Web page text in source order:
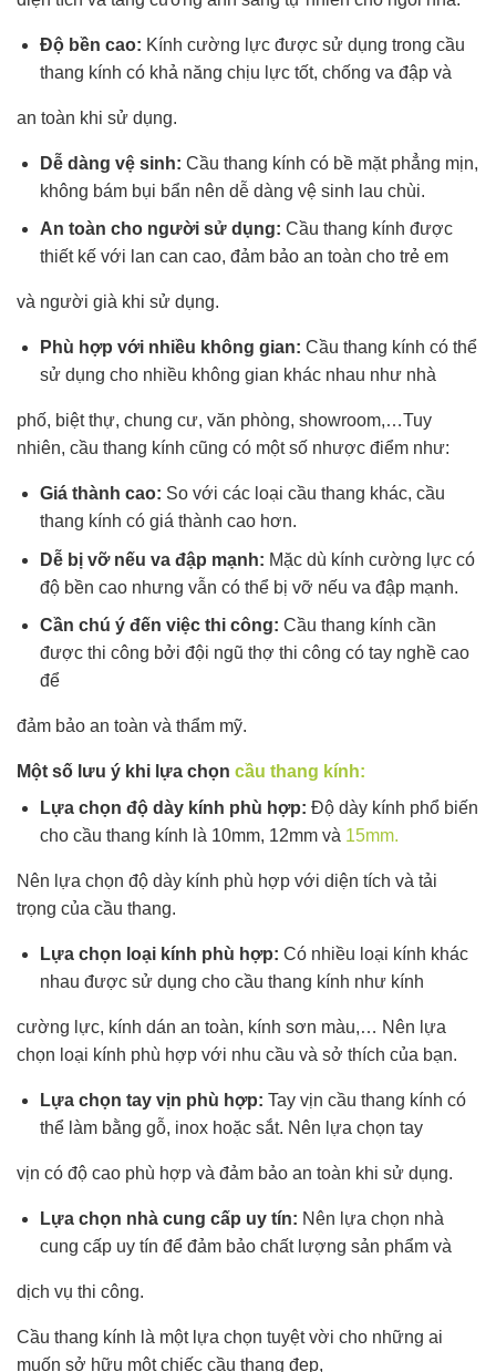
Độ bền cao: Kính cường lực được sử dụng trong cầu
thang kính có khả năng chịu lực tốt, chống va đập và
an toàn khi sử dụng.
Dễ dàng vệ sinh: Cầu thang kính có bề mặt phẳng mịn,
không bám bụi bẩn nên dễ dàng vệ sinh lau chùi.
An toàn cho người sử dụng: Cầu thang kính được
thiết kế với lan can cao, đảm bảo an toàn cho trẻ em
và người già khi sử dụng.
Phù hợp với nhiều không gian: Cầu thang kính có thể
sử dụng cho nhiều không gian khác nhau như nhà
phố, biệt thự, chung cư, văn phòng, showroom,…Tuy
nhiên, cầu thang kính cũng có một số nhược điểm như:
Giá thành cao: So với các loại cầu thang khác, cầu
thang kính có giá thành cao hơn.
Dễ bị vỡ nếu va đập mạnh: Mặc dù kính cường lực có
độ bền cao nhưng vẫn có thể bị vỡ nếu va đập mạnh.
Cần chú ý đến việc thi công: Cầu thang kính cần
được thi công bởi đội ngũ thợ thi công có tay nghề cao
để
đảm bảo an toàn và thẩm mỹ.
Một số lưu ý khi lựa chọn cầu thang kính:
Lựa chọn độ dày kính phù hợp: Độ dày kính phổ biến
cho cầu thang kính là 10mm, 12mm và 15mm.
Nên lựa chọn độ dày kính phù hợp với diện tích và tải
trọng của cầu thang.
Lựa chọn loại kính phù hợp: Có nhiều loại kính khác
nhau được sử dụng cho cầu thang kính như kính
cường lực, kính dán an toàn, kính sơn màu,… Nên lựa
chọn loại kính phù hợp với nhu cầu và sở thích của bạn.
Lựa chọn tay vịn phù hợp: Tay vịn cầu thang kính có
thể làm bằng gỗ, inox hoặc sắt. Nên lựa chọn tay
vịn có độ cao phù hợp và đảm bảo an toàn khi sử dụng.
Lựa chọn nhà cung cấp uy tín: Nên lựa chọn nhà
cung cấp uy tín để đảm bảo chất lượng sản phẩm và
dịch vụ thi công.
Cầu thang kính là một lựa chọn tuyệt vời cho những ai
muốn sở hữu một chiếc cầu thang đẹp,